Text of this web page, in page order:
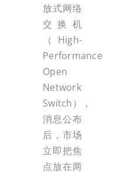
放式网络
交换机
（High-
Performance
Open
Network
Switch），
消息公布
后，市场
立即把焦
点放在两